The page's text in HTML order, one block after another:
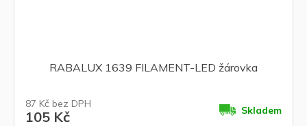
RABALUX 1639 FILAMENT-LED žárovka
87 Kč bez DPH
105 Kč Skladem